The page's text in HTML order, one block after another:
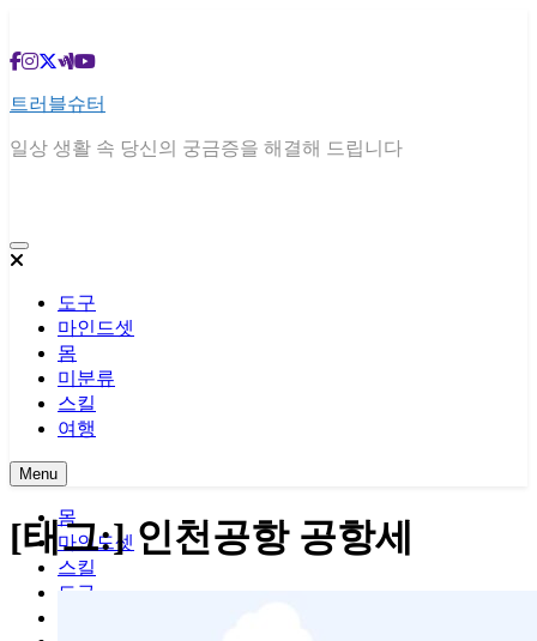
content
트러블슈터
일상 생활 속 당신의 궁금증을 해결해 드립니다
도구
마인드셋
몸
미분류
스킬
여행
Menu
몸
마인드셋
스킬
도구
[태그:]인천공항 공항세